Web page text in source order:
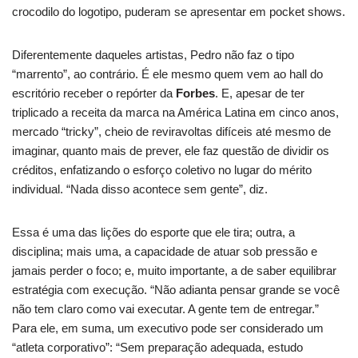
crocodilo do logotipo, puderam se apresentar em pocket shows.
Diferentemente daqueles artistas, Pedro não faz o tipo
“marrento”, ao contrário. É ele mesmo quem vem ao hall do
escritório receber o repórter da Forbes. E, apesar de ter
triplicado a receita da marca na América Latina em cinco anos,
mercado “tricky”, cheio de reviravoltas difíceis até mesmo de
imaginar, quanto mais de prever, ele faz questão de dividir os
créditos, enfatizando o esforço coletivo no lugar do mérito
individual. “Nada disso acontece sem gente”, diz.
Essa é uma das lições do esporte que ele tira; outra, a
disciplina; mais uma, a capacidade de atuar sob pressão e
jamais perder o foco; e, muito importante, a de saber equilibrar
estratégia com execução. “Não adianta pensar grande se você
não tem claro como vai executar. A gente tem de entregar.”
Para ele, em suma, um executivo pode ser considerado um
“atleta corporativo”: “Sem preparação adequada, estudo